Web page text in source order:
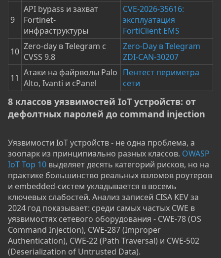
9
API bypass и захват
Fortinet-
инфраструктуры
CVE-2026-35616:
эксплуатация
FortiClient EMS
10 Zero-day в Telegram с
CVSS 9.8
Zero-Day в Telegram
ZDI-CAN-30207
11 Атаки на файрволы Palo
Alto, Ivanti и cPanel
Пентест периметра
сети
8 классов уязвимостей IoT устройств: от
дефолтных паролей до command injection​
Уязвимости IoT устройств - не одна проблема, а
зоопарк из принципиально разных классов. OWASP
IoT Top 10 выделяет десять категорий рисков, но на
практике большинство реальных взломов роутеров
и embedded-систем укладывается в восемь
ключевых слабостей. Анализ записей CISA KEV за
2024 год показывает: среди самых частых CWE в
уязвимостях сетевого оборудования - CWE-78 (OS
Command Injection), CWE-287 (Improper
Authentication), CWE-22 (Path Traversal) и CWE-502
(Deserialization of Untrusted Data).